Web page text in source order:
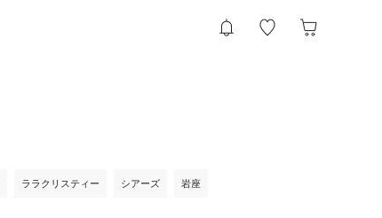
ララクリスティー シアーズ 岩座